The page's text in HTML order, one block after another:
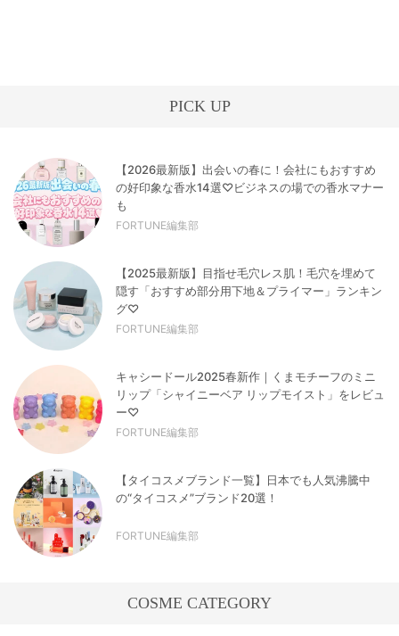
PICK UP
【2026最新版】出会いの春に！会社にもおすすめ
の好印象な香水14選♡ビジネスの場での香水マナー
も
FORTUNE編集部
【2025最新版】目指せ毛穴レス肌！毛穴を埋めて
隠す「おすすめ部分用下地＆プライマー」ランキン
グ♡
FORTUNE編集部
キャシードール2025春新作｜くまモチーフのミニ
リップ「シャイニーベア リップモイスト」をレビュ
ー♡
FORTUNE編集部
【タイコスメブランド一覧】日本でも人気沸騰中
の“タイコスメ”ブランド20選！
FORTUNE編集部
COSME CATEGORY